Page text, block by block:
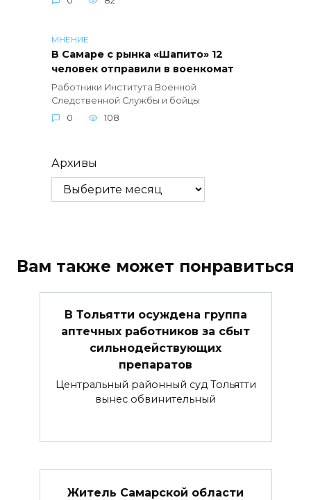
МНЕНИЕ
В Самаре с рынка «Шапито» 12
человек отправили в военкомат
Работники Института Военной
Следственной Службы и бойцы
0
108
Архивы
Вам также может понравиться
В Тольятти осуждена группа
аптечных работников за сбыт
сильнодействующих
препаратов
Центральный районный суд Тольятти
вынес обвинительный
Житель Самарской области